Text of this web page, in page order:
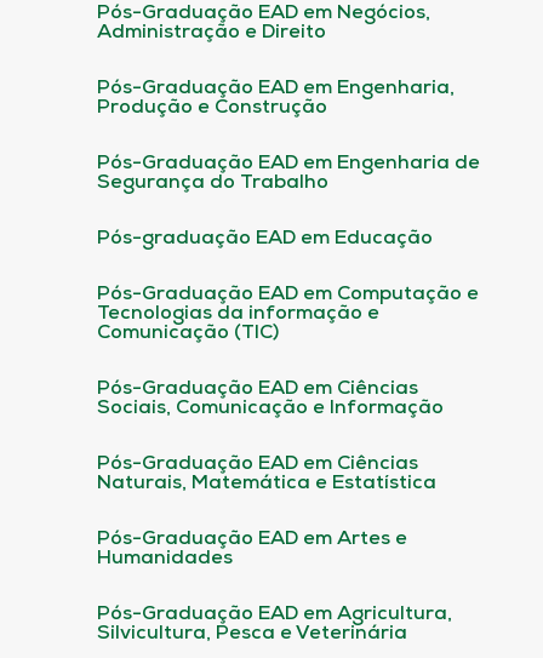
Pós-Graduação EAD em Negócios,
Administração e Direito
Pós-Graduação EAD em Engenharia,
Produção e Construção
Pós-Graduação EAD em Engenharia de
Segurança do Trabalho
Pós-graduação EAD em Educação
Pós-Graduação EAD em Computação e
Tecnologias da informação e
Comunicação (TIC)
Pós-Graduação EAD em Ciências
Sociais, Comunicação e Informação
Pós-Graduação EAD em Ciências
Naturais, Matemática e Estatística
Pós-Graduação EAD em Artes e
Humanidades
Pós-Graduação EAD em Agricultura,
Silvicultura, Pesca e Veterinária